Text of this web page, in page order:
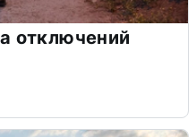
отключений